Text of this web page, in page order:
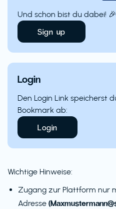
Und schon bist du dabei! 🎉
Sign up
Login
Den Login Link speicherst
Bookmark ab:
Login
Wichtige Hinweise:
Zugang zur Plattform nur
Adresse